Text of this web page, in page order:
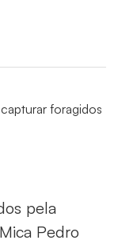
pela
Pedro